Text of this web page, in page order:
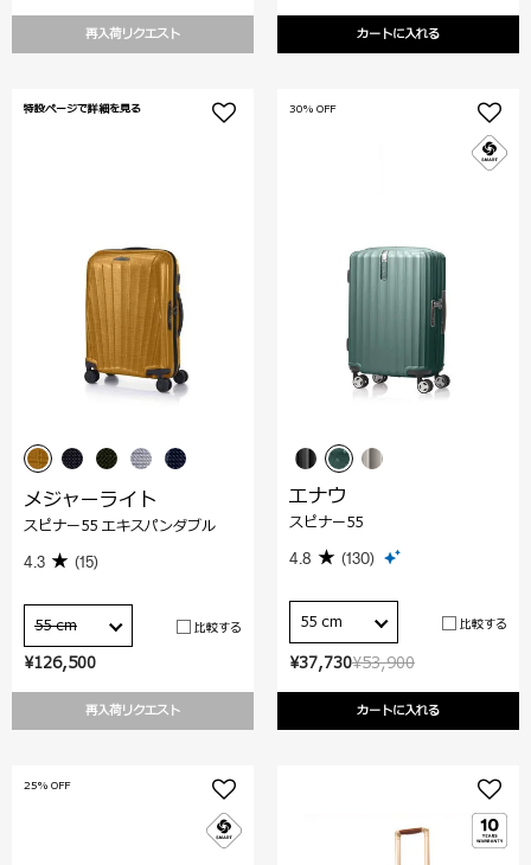
再入荷リクエスト カートに入れる
¥126,500
再入荷リクエスト
特設ページで詳細を見る
メジャーライト
スピナー55 エキスパンダブル
4.3 (15)
55 cm 比較する
¥53,900
¥37,730
カートに入れる
30% OFF
エナウ
スピナー55
4.8 (130)
55 cm 比較する
25% OFF